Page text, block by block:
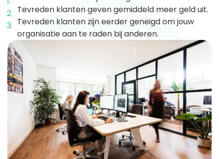
Tevreden klanten geven gemiddeld meer geld uit.
Tevreden klanten zijn eerder geneigd om jouw
organisatie aan te raden bij anderen.